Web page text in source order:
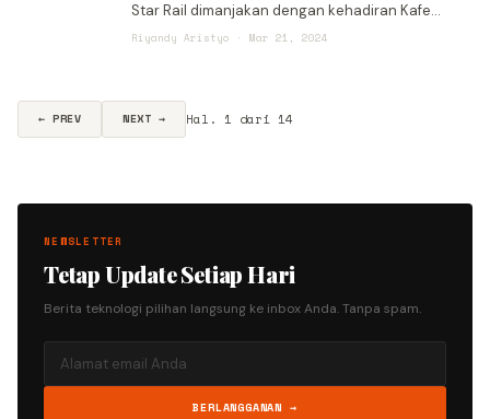
Star Rail dimanjakan dengan kehadiran Kafe
Tematik Honkai Star Rail: The Trail of Beginning.
Riyandy Aristyo · Mar 21, 2024
← PREV NEXT → Hal. 1 dari 14
NEWSLETTER
Tetap Update Setiap Hari
Berita teknologi pilihan langsung ke inbox Anda. Tanpa spam.
BERLANGGANAN →